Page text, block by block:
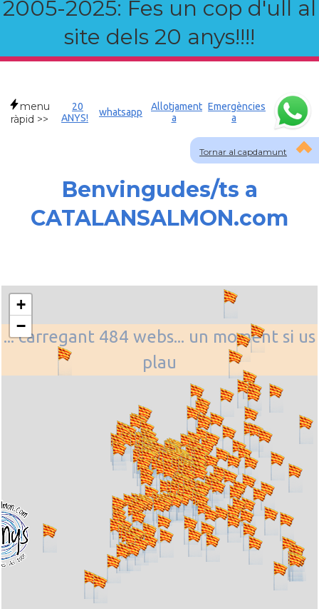
2005-2025: Fes un cop d'ull al
site dels 20 anys!!!!
Tornar al capdamunt
menu
ràpid >>
20
ANYS!
whatsapp
Allotjament
a
Emergències
a
Benvingudes/ts a
CATALANSALMON.com
... carregant 484 webs... un moment si us
plau
+
−